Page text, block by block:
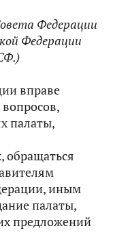
Федерации
Федерации
)
вправе
вопросов,
палаты,
обращаться
иным
палаты,
предложений